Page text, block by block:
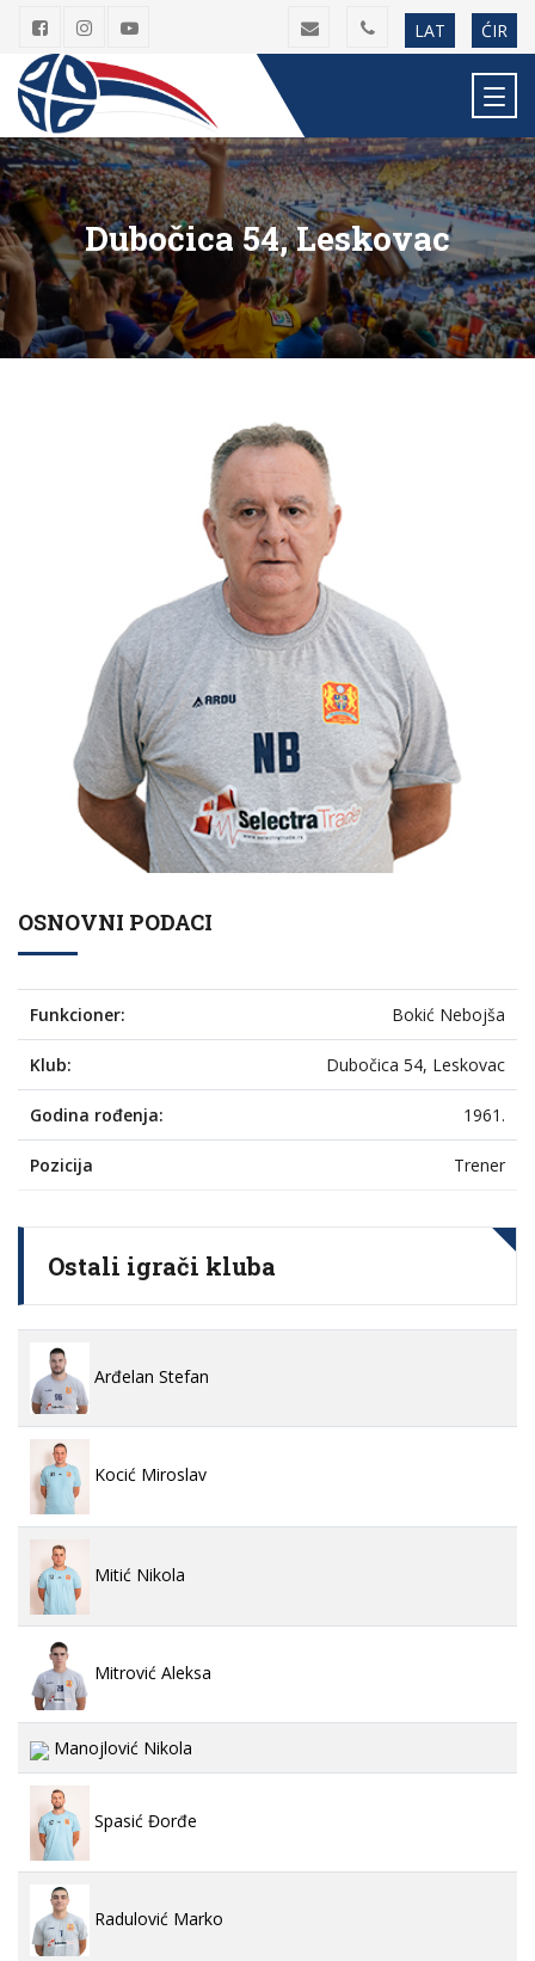
LAT ĆIR
Dubočica 54, Leskovac
OSNOVNI PODACI
Funkcioner: Bokić Nebojša
Klub: Dubočica 54, Leskovac
Godina rođenja: 1961.
Pozicija Trener
Ostali igrači kluba
Arđelan Stefan
Kocić Miroslav
Mitić Nikola
Mitrović Aleksa
Manojlović Nikola
Spasić Đorđe
Radulović Marko